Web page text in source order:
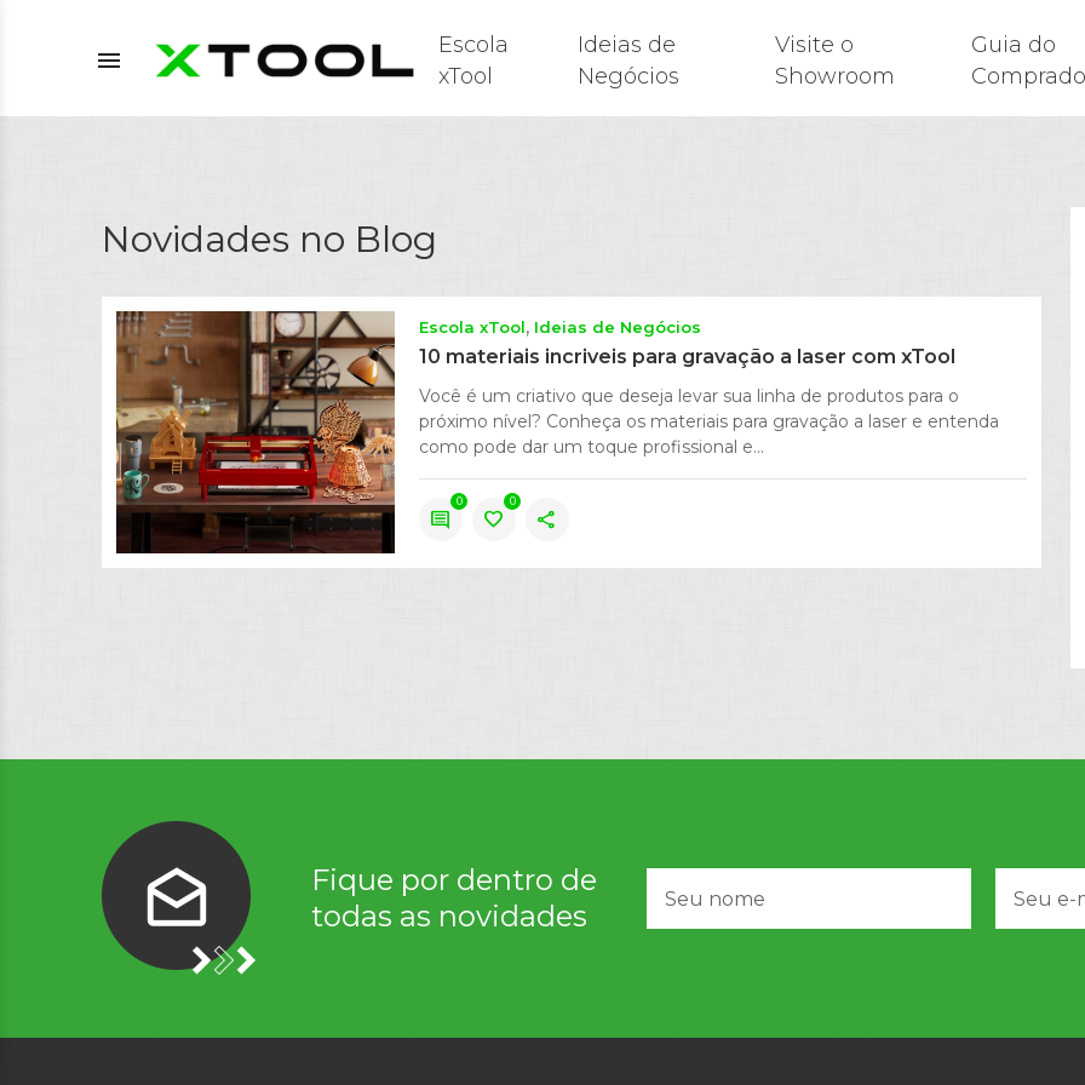
menu
Escola
xTool
Ideias de
Negócios
Visite o
Showroom
Guia do
Novidades no Blog
Escola xTool Ideias de Negócios
10 materiais incriveis para gravação a laser com xTool
Você é um criativo que deseja levar sua linha de produtos para o
próximo nível? Conheça os materiais para gravação a laser e entenda
como pode dar um toque profissional e...
comment
0
favorite
0
share
Fique por dentro de
todas as novidades